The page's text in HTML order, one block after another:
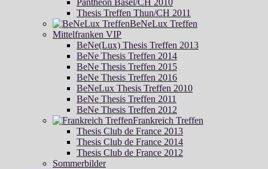
Pantheon Basel/CH 2010
Thesis Treffen Thun/CH 2011
BeNeLux Treffen
Mittelfranken VIP
BeNe(Lux) Thesis Treffen 2013
BeNe Thesis Treffen 2014
BeNe Thesis Treffen 2015
BeNe Thesis Treffen 2016
BeNeLux Thesis Treffen 2010
BeNe Thesis Treffen 2011
BeNe Thesis Treffen 2012
Frankreich Treffen
Thesis Club de France 2013
Thesis Club de France 2014
Thesis Club de France 2012
Sommerbilder